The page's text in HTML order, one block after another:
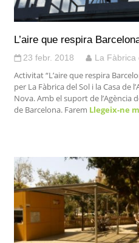
L’aire que respira
23 febr. 2018 La Fàbrica
Activitat “L’aire que respira
per La Fàbrica del Sol i la Casa de
Nova. Amb el suport de l’Agència
de Barcelona. Farem Llegeix-ne